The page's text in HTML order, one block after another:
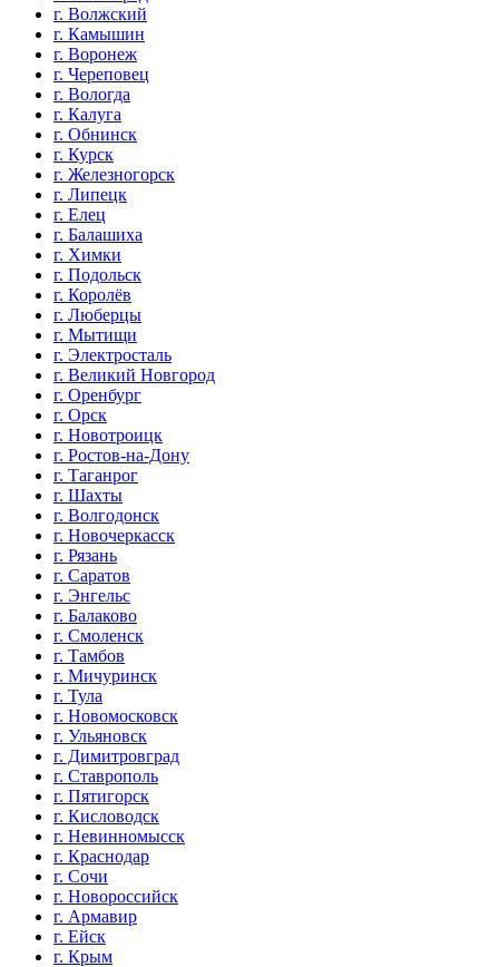
г. Волжский
г. Камышин
г. Воронеж
г. Череповец
г. Вологда
г. Калуга
г. Обнинск
г. Курск
г. Железногорск
г. Липецк
г. Елец
г. Балашиха
г. Химки
г. Подольск
г. Королёв
г. Люберцы
г. Мытищи
г. Электросталь
г. Великий Новгород
г. Оренбург
г. Орск
г. Новотроицк
г. Ростов-на-Дону
г. Таганрог
г. Шахты
г. Волгодонск
г. Новочеркасск
г. Рязань
г. Саратов
г. Энгельс
г. Балаково
г. Смоленск
г. Тамбов
г. Мичуринск
г. Тула
г. Новомосковск
г. Ульяновск
г. Димитровград
г. Ставрополь
г. Пятигорск
г. Кисловодск
г. Невинномысск
г. Краснодар
г. Сочи
г. Новороссийск
г. Армавир
г. Ейск
г. Крым